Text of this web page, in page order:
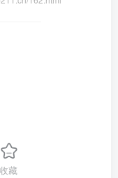
收藏